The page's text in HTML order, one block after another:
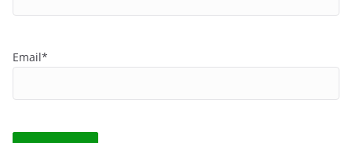
Email*